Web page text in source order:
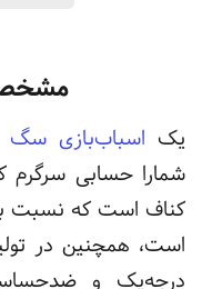
یک اسباب‌بازی سگ
شمارا حسابی
کناف است که نسبت
است، همچنین در
درجه‌یک و